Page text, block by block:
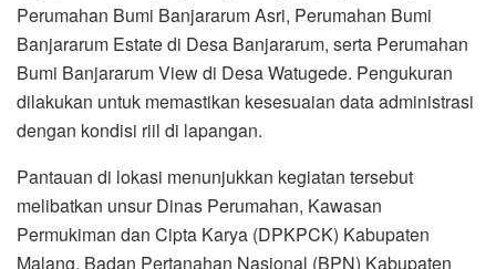
Perumahan Bumi Banjararum Asri, Perumahan Bumi
Banjararum Estate di Desa Banjararum, serta Perumahan
Bumi Banjararum View di Desa Watugede. Pengukuran
dilakukan untuk memastikan kesesuaian data administrasi
dengan kondisi riil di lapangan.
Pantauan di lokasi menunjukkan kegiatan tersebut
melibatkan unsur Dinas Perumahan, Kawasan
Permukiman dan Cipta Karya (DPKPCK) Kabupaten
Malang, Badan Pertanahan Nasional (BPN) Kabupaten